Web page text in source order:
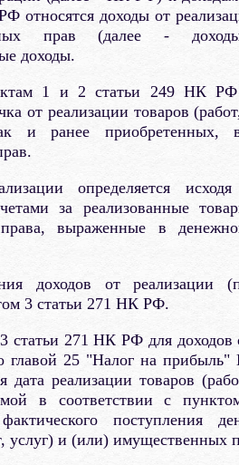
относятся доходы от
прав (далее -
доходы.
1 и 2 статьи 249 НК РФ
от реализации товаров
и ранее приобретенных,
определяется
за реализованные
выраженные в
доходов от реализации
3 статьи 271 НК РФ.
статьи 271 НК РФ для доходов
главой 25 "Налог на
дата реализации товаров
в соответствии с
поступления
услуг) и (или) имущественных